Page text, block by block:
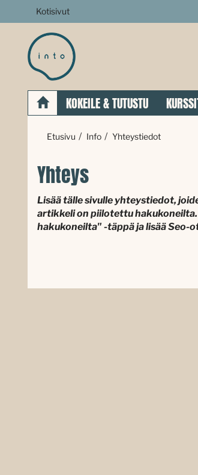
Kotisivut
KOKEILE & TUTUSTU
Etusivu Info Yhteystiedot
Yhteys
Lisää tälle sivulle yhteystiedot,
artikkeli on piilotettu
hakukoneilta" -täppä ja lisääSeo-